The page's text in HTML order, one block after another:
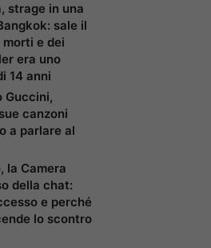
strage in una
sale il
e dei
era uno
14 anni
Guccini,
canzoni
a parlare al
la Camera
della chat:
e perché
lo scontro